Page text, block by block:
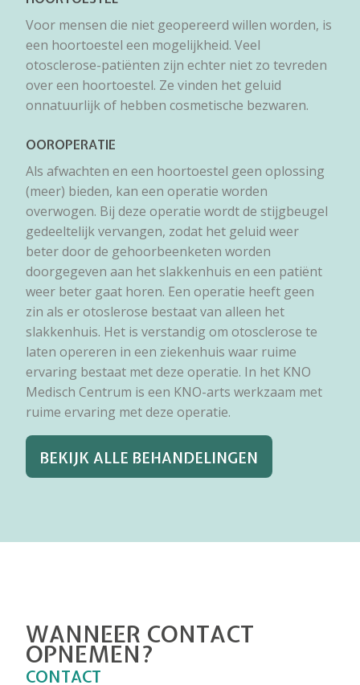
Voor mensen die niet geopereerd willen worden, is
een hoortoestel een mogelijkheid. Veel
otosclerose-patiënten zijn echter niet zo tevreden
over een hoortoestel. Ze vinden het geluid
onnatuurlijk of hebben cosmetische bezwaren.
OOROPERATIE
Als afwachten en een hoortoestel geen oplossing
(meer) bieden, kan een operatie worden
overwogen. Bij deze operatie wordt de stijgbeugel
gedeeltelijk vervangen, zodat het geluid weer
beter door de gehoorbeenketen worden
doorgegeven aan het slakkenhuis en een patiënt
weer beter gaat horen. Een operatie heeft geen
zin als er otoslerose bestaat van alleen het
slakkenhuis. Het is verstandig om otosclerose te
laten opereren in een ziekenhuis waar ruime
ervaring bestaat met deze operatie. In het KNO
Medisch Centrum is een KNO-arts werkzaam met
ruime ervaring met deze operatie.
BEKIJK ALLE BEHANDELINGEN
WANNEER CONTACT
OPNEMEN?
CONTACT